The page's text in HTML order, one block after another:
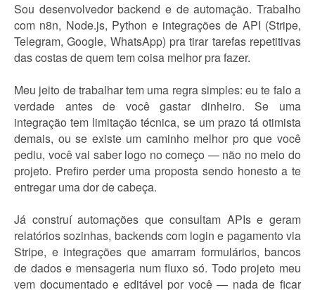
Sou desenvolvedor backend e de automação. Trabalho
com n8n, Node.js, Python e integrações de API (Stripe,
Telegram, Google, WhatsApp) pra tirar tarefas repetitivas
das costas de quem tem coisa melhor pra fazer.
Meu jeito de trabalhar tem uma regra simples: eu te falo a
verdade antes de você gastar dinheiro. Se uma
integração tem limitação técnica, se um prazo tá otimista
demais, ou se existe um caminho melhor pro que você
pediu, você vai saber logo no começo — não no meio do
projeto. Prefiro perder uma proposta sendo honesto a te
entregar uma dor de cabeça.
Já construí automações que consultam APIs e geram
relatórios sozinhas, backends com login e pagamento via
Stripe, e integrações que amarram formulários, bancos
de dados e mensageria num fluxo só. Todo projeto meu
vem documentado e editável por você — nada de ficar